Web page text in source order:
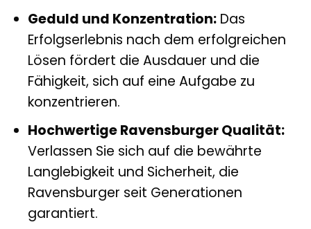
Geduld und Konzentration:Das
Erfolgserlebnis nach dem erfolgreichen
Lösen fördert die Ausdauer und die
Fähigkeit, sich auf eine Aufgabe zu
konzentrieren.
Hochwertige Ravensburger Qualität:
Verlassen Sie sich auf die bewährte
Langlebigkeit und Sicherheit, die
Ravensburger seit Generationen
garantiert.